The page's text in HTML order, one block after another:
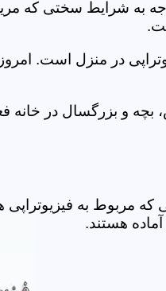
به شرایط سختی
در منزل است.
و بزرگسال در خانه
که مربوط به
هستند.